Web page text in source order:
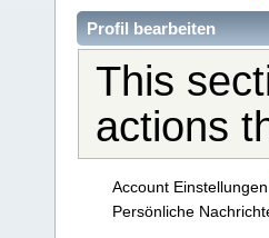
Profil bearbeiten
This
actions
Account Einstellungen
Persönliche